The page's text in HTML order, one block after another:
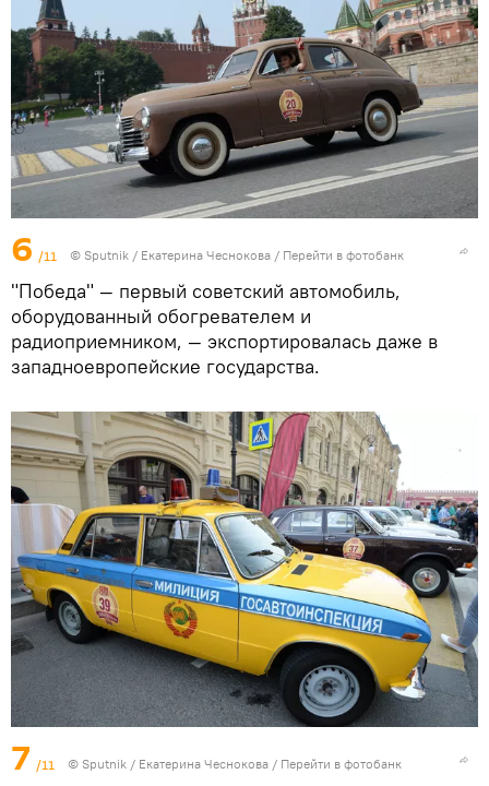
6 /11 © Sputnik / Екатерина Чеснокова / Перейти в фотобанк
"Победа" — первый советский автомобиль,
оборудованный обогревателем и
радиоприемником, — экспортировалась даже в
западноевропейские государства.
7 /11 © Sputnik / Екатерина Чеснокова / Перейти в фотобанк